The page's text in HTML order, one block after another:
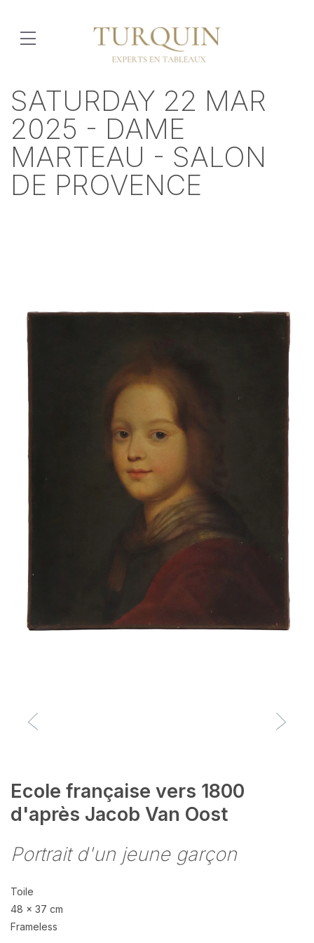
SATURDAY 22 MAR
2025 - DAME
MARTEAU - SALON
DE PROVENCE
Ecole française vers 1800
d'après Jacob Van Oost
Portrait d'un jeune garçon
Toile
48 x 37 cm
Frameless